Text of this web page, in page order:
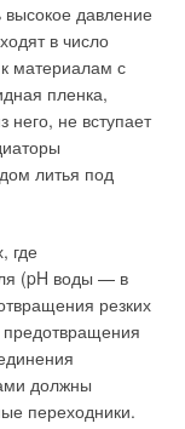
давление
в число
материалам с
пленка,
не вступает
литья под
где
(pH воды — в
резких
должны
переходники.
на основе
за
от котлов и
помощи 3-х или 4-
может быть
Для нормальной
внимание
автоматике.
нагрев и
в противном